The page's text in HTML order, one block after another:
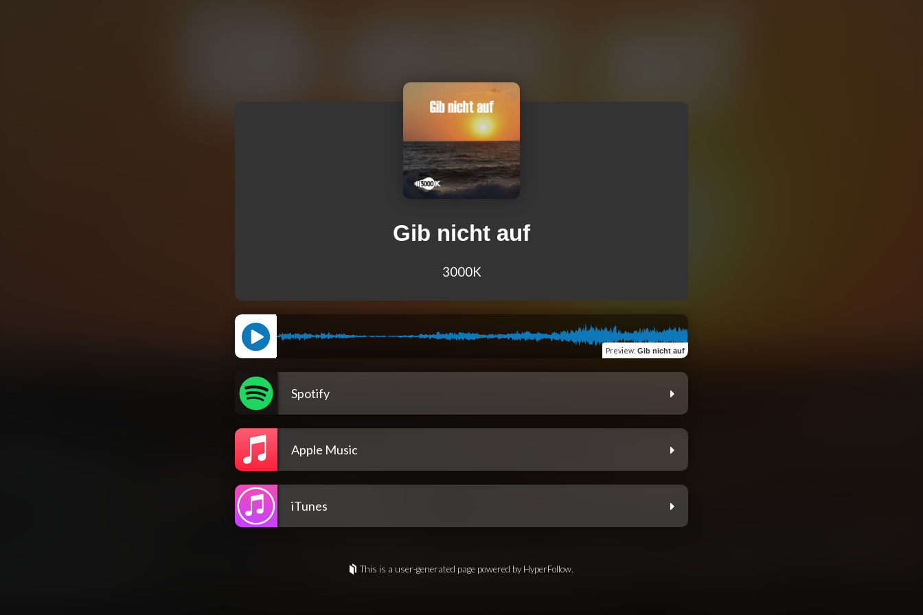
Gib nicht auf
3000K
Preview: Gib nicht auf
Spotify
Apple Music
iTunes
This is a user-generated page powered by HyperFollow.